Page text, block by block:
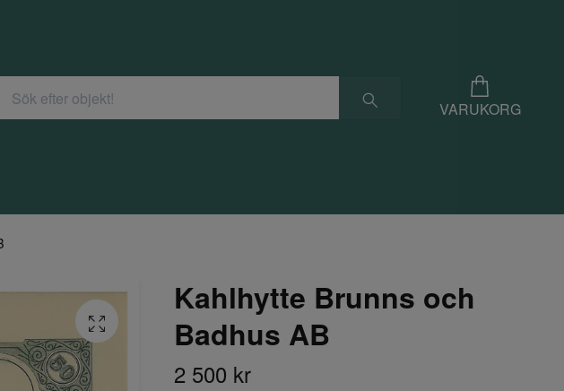
VARUKORG
Kahlhytte Brunns och
Badhus AB
2 500 kr